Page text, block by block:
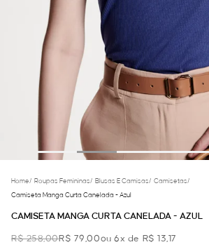
Home/ Roupas Femininas/ Blusas E Camisas/ Camisetas/
Camiseta Manga Curta Canelada - Azul
CAMISETA MANGA CURTA CANELADA - AZUL
R$ 258,00R$ 79,00ou 6x de R$ 13,17